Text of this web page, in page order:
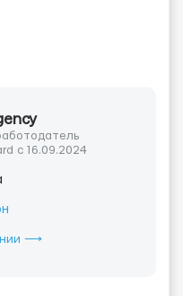
с 16.09.2024
⟶